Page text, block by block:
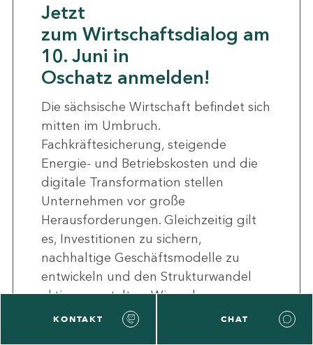
KONTAKT CHAT
Jetzt
zum Wirtschaftsdialog am
10. Juni in
Oschatz anmelden!
Die sächsische Wirtschaft befindet sich
mitten im Umbruch.
Fachkräftesicherung, steigende
Energie- und Betriebskosten und die
digitale Transformation stellen
Unternehmen vor große
Herausforderungen. Gleichzeitig gilt
es, Investitionen zu sichern,
nachhaltige Geschäftsmodelle zu
entwickeln und den Strukturwandel
aktiv zu gestalten. Wie gehen
Unternehmen diesen Wandel bereits